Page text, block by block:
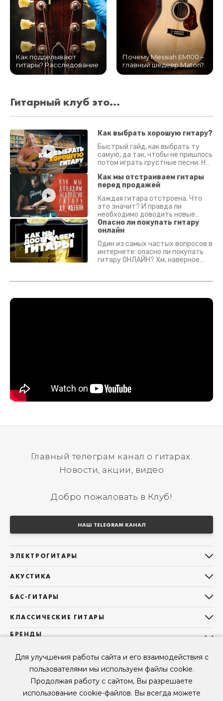
Для улучшения работы сайта и его взаимодействия с
пользователями мы используем файлы cookie.
Продолжая работу с сайтом, Вы разрешаете
использование cookie-файлов. Вы всегда можете
Как подделывают
гитары? Расследование
Почему Messiah EM100 –
главный шедевр Maton?
Гитарный клуб это...
Как выбрать хорошую гитару?
Быстрый гайд, как выбрать ту
самую, да так, чтобы не пришлось
потом играть грустные песни. На
Как мы отстраиваем гитары
перед продажей
Каждая гитара отстроена. Что
это значит? И правда ли
необходимо доводить новые
гитары? Если кратко - да.
Подробно - в видео :)
Опасно ли покупать гитару
онлайн
Один из самых частых вопросов в
интернете: опасно ли покупать
гитару ОНЛАЙН? Хм, наверное
застрахован. Случись что -
Главный телеграм канал о гитарах.
Новости, акции, видео
Добро пожаловать в Клуб!
НАШ TELEGRAM КАНАЛ
ЭЛЕКТРОГИТАРЫ
Telecaster
Les Paul
Superstrat
АКУСТИКА
Фолки (ОМ, 000, 00)
Гранд Аудиториум
Б/У, уцененные гитары
БАС-ГИТАРЫ
Precision Bass
Б/У, уцененные гитары
КЛАССИЧЕСКИЕ ГИТАРЫ
Все классические гитары
Б/У, уцененные гитары
БРЕНДЫ
Sigma Guitars
Enya Guitars
Fender
Gibson
Контакты
Мы в Telegram
Мы в ВК